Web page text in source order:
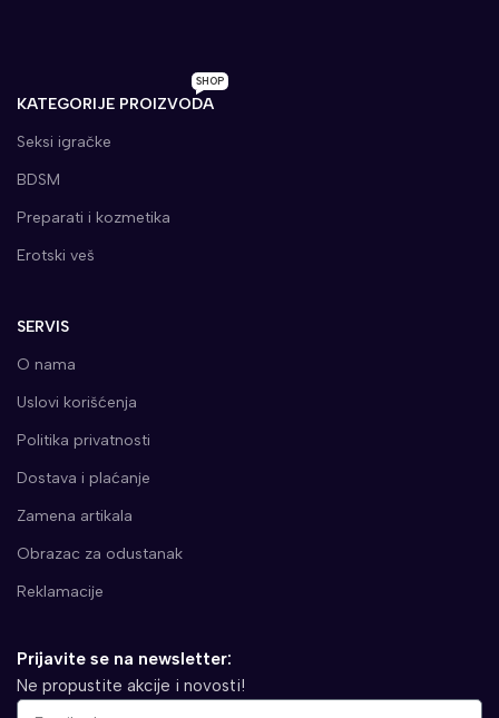
KATEGORIJE PROIZVODA
SHOP
Seksi igračke
BDSM
Preparati i kozmetika
Erotski veš
SERVIS
O nama
Uslovi korišćenja
Politika privatnosti
Dostava i plaćanje
Zamena artikala
Obrazac za odustanak
Reklamacije
Prijavite se na newsletter:
Ne propustite akcije i novosti!